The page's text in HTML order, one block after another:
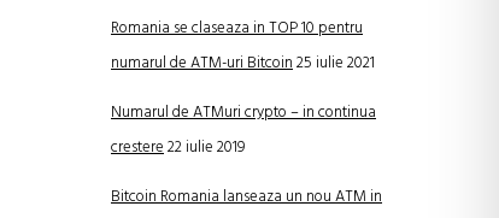
Romania se claseaza in TOP 10 pentru
numarul de ATM-uri Bitcoin25 iulie 2021
Numarul de ATMuri crypto – in continua
crestere22 iulie 2019
Bitcoin Romania lanseaza un nou ATM in